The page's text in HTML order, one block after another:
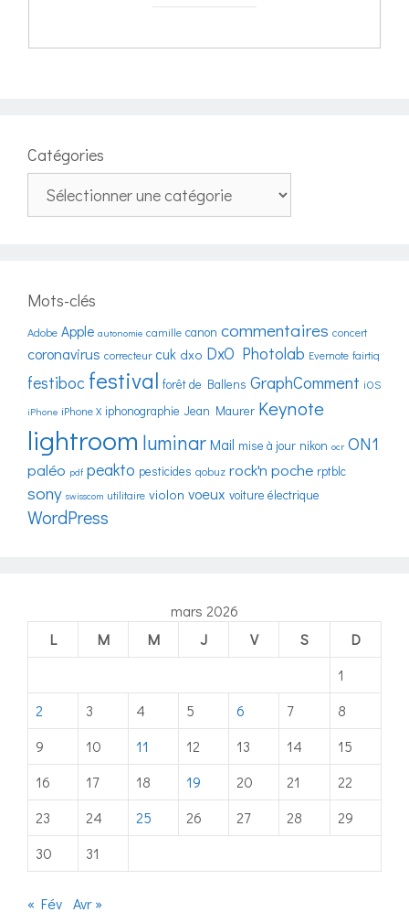
Catégories
Mots-clés
Adobe Apple autonomie camille canon commentaires concert
coronavirus correcteur cuk dxo DxO Photolab Evernote fairtiq
festiboc festival forêt de Ballens GraphComment iOS
iPhone iPhone X iphonographie Jean Maurer Keynote
lightroom luminar Mail mise à jour nikon ocr ON1
paléo pdf peakto pesticides qobuz rock'n poche rptblc
sony swisscom utilitaire violon voeux voiture électrique
WordPress
mars 2026
L
M M J V S
D
1
2
3 4 5 6 7
8
9
10 11 12 13 14
15
16
17 18 19 20 21
22
23
24 25 26 27 28
29
30
31
« Fév Avr »